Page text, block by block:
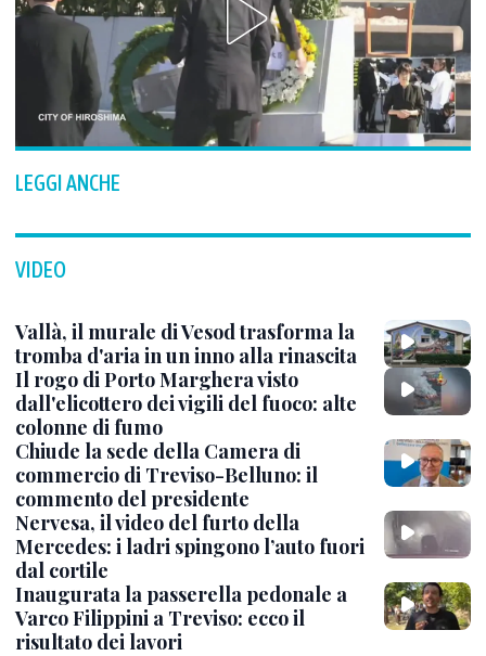
LEGGI ANCHE
VIDEO
Vallà, il murale di Vesod trasforma la
tromba d'aria in un inno alla rinascita
Il rogo di Porto Marghera visto
dall'elicottero dei vigili del fuoco: alte
colonne di fumo
Chiude la sede della Camera di
commercio di Treviso-Belluno: il
commento del presidente
Nervesa, il video del furto della
Mercedes: i ladri spingono l’auto fuori
dal cortile
Inaugurata la passerella pedonale a
Varco Filippini a Treviso: ecco il
risultato dei lavori